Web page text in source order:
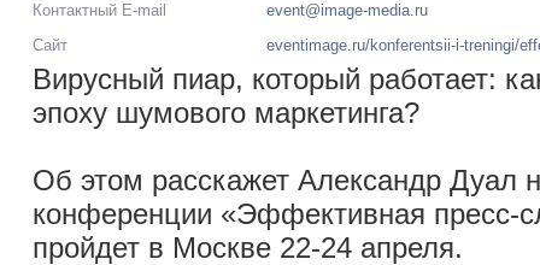
Контактный E-mail
event@image-media.ru
Сайт
eventimage.ru/konferentsii-i-treningi/
Вирусный пиар, который работает:
эпоху шумового маркетинга?
Об этом расскажет Александр Дуал
конференции «Эффективная пресс-
пройдет в Москве 22-24 апреля.